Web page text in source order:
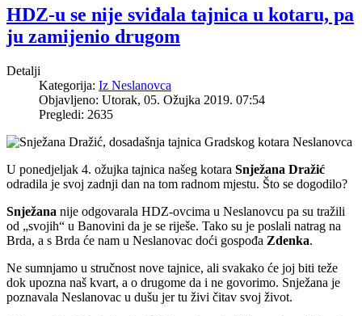
HDZ-u se nije sviđala tajnica u kotaru, pa
ju zamijenio drugom
Detalji
Kategorija: Iz Neslanovca
Objavljeno: Utorak, 05. Ožujka 2019. 07:54
Pregledi: 2635
U ponedjeljak 4. ožujka tajnica našeg kotara Snježana Dražić
odradila je svoj zadnji dan na tom radnom mjestu. Što se dogodilo?
Snježana nije odgovarala HDZ-ovcima u Neslanovcu pa su tražili
od „svojih“ u Banovini da je se riješe. Tako su je poslali natrag na
Brda, a s Brda će nam u Neslanovac doći gospođa Zdenka.
Ne sumnjamo u stručnost nove tajnice, ali svakako će joj biti teže
dok upozna naš kvart, a o drugome da i ne govorimo. Snježana je
poznavala Neslanovac u dušu jer tu živi čitav svoj život.